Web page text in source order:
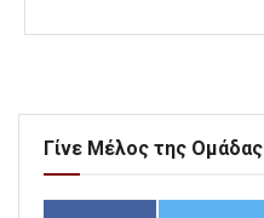
Γίνε Μέλος της